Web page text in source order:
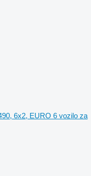
6x2, EURO 6 vozilo za